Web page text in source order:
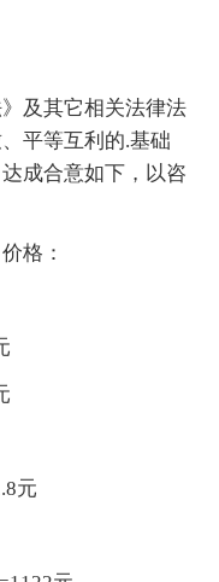
及其它相关法律法
平等互利的.基础
成合意如下，以咨
格：
元